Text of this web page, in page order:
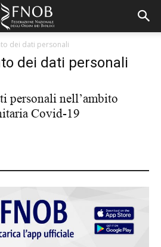
dei dati personali
dei dati personali
personali nell’ambito
Covid-19